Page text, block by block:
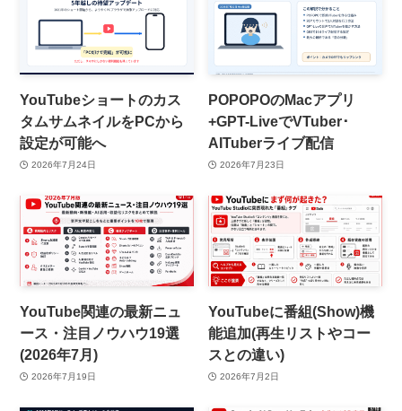
YouTubeショートのカス
タムサムネイルをPCから
設定が可能へ
2026年7月24日
POPOPOのMacアプリ
+GPT-LiveでVTuber･
AITuberライブ配信
2026年7月23日
YouTube関連の最新ニュ
ース・注目ノウハウ19選
(2026年7月)
2026年7月19日
YouTubeに番組(Show)機
能追加(再生リストやコー
スとの違い)
2026年7月2日